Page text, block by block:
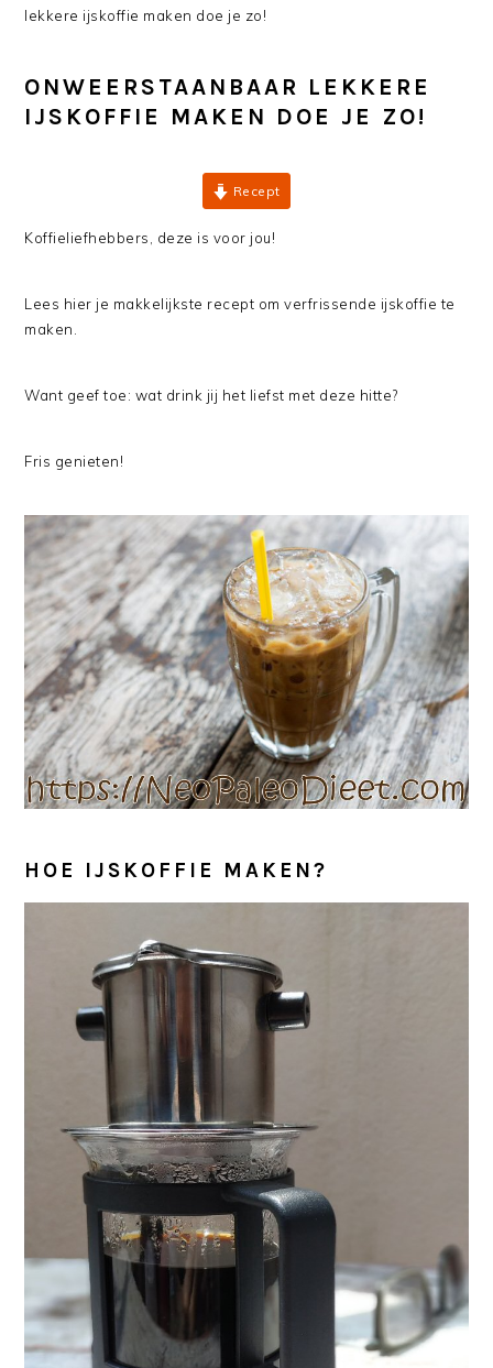
lekkere ijskoffie maken doe je zo!
ONWEERSTAANBAAR LEKKERE
IJSKOFFIE MAKEN DOE JE ZO!
Recept
Koffieliefhebbers, deze is voor jou!
Lees hier je makkelijkste recept om verfrissende ijskoffie te
maken.
Want geef toe: wat drink jij het liefst met deze hitte?
Fris genieten!
HOE IJSKOFFIE MAKEN?